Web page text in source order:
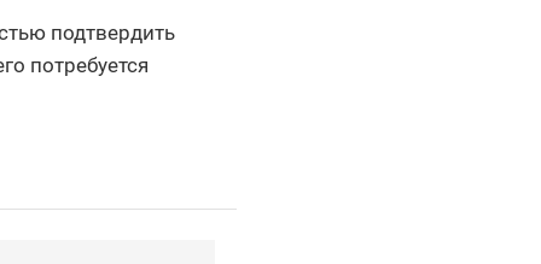
подтвердить
потребуется